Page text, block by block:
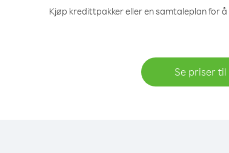
Kjøp kredittpakker eller en samtaleplan for
Se priser